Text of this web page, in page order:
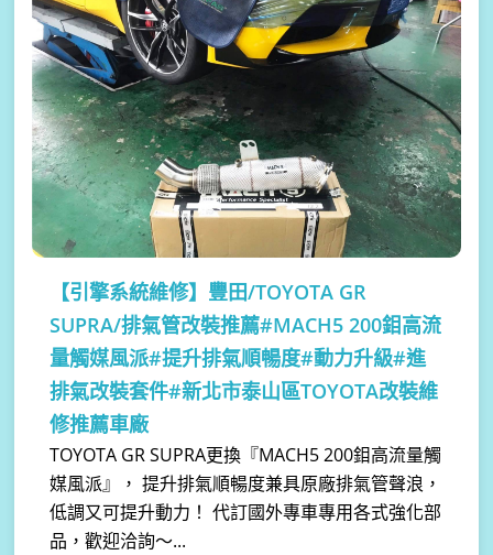
【引擎系統維修】 豐田/TOYOTA GR
SUPRA/排氣管改裝推薦#MACH5 200鉬高流
量觸媒風派#提升排氣順暢度#動力升級#進
排氣改裝套件#新北市泰山區TOYOTA改裝維
修推薦車廠
TOYOTA GR SUPRA更換『MACH5 200鉬高流量觸
媒風派』， 提升排氣順暢度兼具原廠排氣管聲浪，
低調又可提升動力！ 代訂國外專車專用各式強化部
品，歡迎洽詢～...